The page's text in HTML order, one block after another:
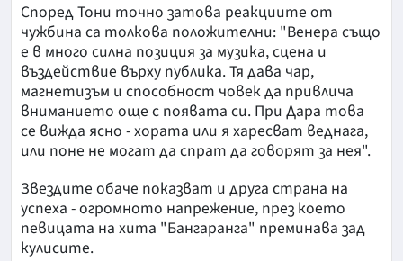
Според Тони точно затова реакциите от
чужбина са толкова положителни: "Венера също
е в много силна позиция за музика, сцена и
въздействие върху публика. Тя дава чар,
магнетизъм и способност човек да привлича
вниманието още с появата си. При Дара това
се вижда ясно - хората или я харесват веднага,
или поне не могат да спрат да говорят за нея".
Звездите обаче показват и друга страна на
успеха - огромното напрежение, през което
певицата на хита "Бангаранга" преминава зад
кулисите.